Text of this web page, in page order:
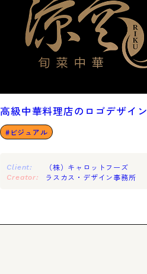
高級中華料理店のロゴデザイン
ビジュアル
Client: （株）キャロットフーズ
Creator: ラスカス・デザイン事務所